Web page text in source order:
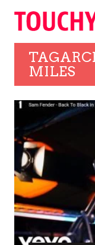
MILES